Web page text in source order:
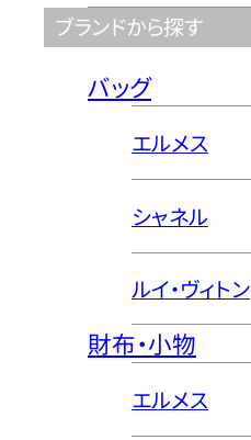
ブランドから探す
バッグ
エルメス
シャネル
ルイ・ヴィトン
財布・小物
エルメス